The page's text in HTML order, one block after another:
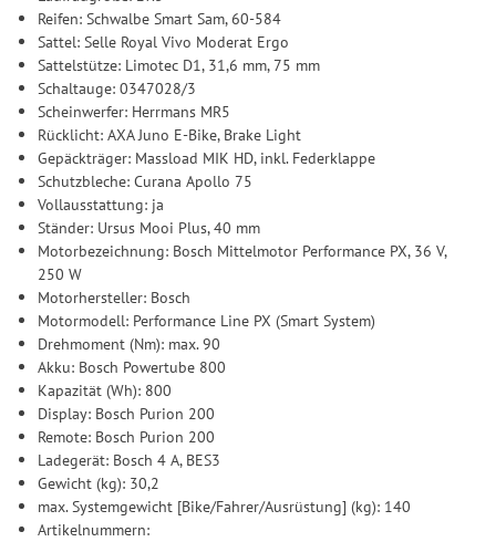
Reifen: Schwalbe Smart Sam, 60-584
Sattel: Selle Royal Vivo Moderat Ergo
Sattelstütze: Limotec D1, 31,6 mm, 75 mm
Schaltauge: 0347028/3
Scheinwerfer: Herrmans MR5
Rücklicht: AXA Juno E-Bike, Brake Light
Gepäckträger: Massload MIK HD, inkl. Federklappe
Schutzbleche: Curana Apollo 75
Vollausstattung: ja
Ständer: Ursus Mooi Plus, 40 mm
Motorbezeichnung: Bosch Mittelmotor Performance PX, 36 V,
250 W
Motorhersteller: Bosch
Motormodell: Performance Line PX (Smart System)
Drehmoment (Nm): max. 90
Akku: Bosch Powertube 800
Kapazität (Wh): 800
Display: Bosch Purion 200
Remote: Bosch Purion 200
Ladegerät: Bosch 4 A, BES3
Gewicht (kg): 30,2
max. Systemgewicht [Bike/Fahrer/Ausrüstung] (kg): 140
Artikelnummern: